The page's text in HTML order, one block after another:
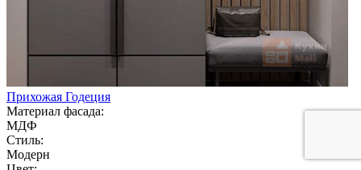
Прихожая Годеция
Материал фасада:
МДФ
Стиль:
Модерн